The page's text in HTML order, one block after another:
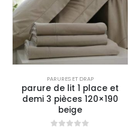
PARURES ET DRAP
parure de lit 1 place et
demi 3 pièces 120×190
beige